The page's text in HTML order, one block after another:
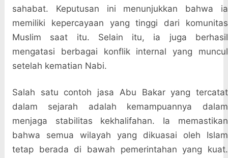
sahabat. Keputusan ini menunjukkan bahwa ia
memiliki kepercayaan yang tinggi dari komunitas
Muslim saat itu. Selain itu, ia juga berhasil
mengatasi berbagai konflik internal yang muncul
setelah kematian Nabi.
Salah satu contoh jasa Abu Bakar yang tercatat
dalam sejarah adalah kemampuannya dalam
menjaga stabilitas kekhalifahan. Ia memastikan
bahwa semua wilayah yang dikuasai oleh Islam
tetap berada di bawah pemerintahan yang kuat.